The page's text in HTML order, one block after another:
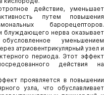
действие, уменьшает
путем повышения
барорецепторов.
блуждающего нерва оказывает
уменьшением
атриовентрикулярный узел и
периода. Этот эффект
действия на
проявляется в повышении
узла, что обуславливает